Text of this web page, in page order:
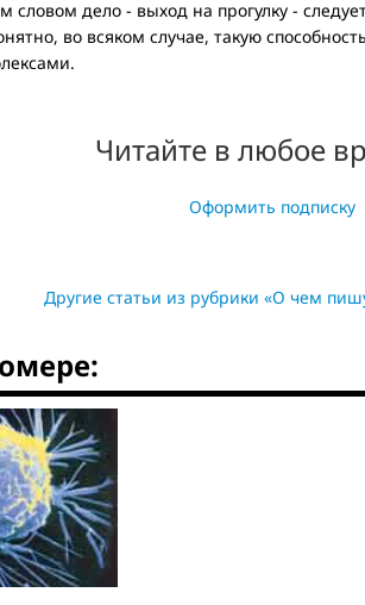
словом дело - выход на прогулку -
во всяком случае, такую
Читайте в любое
Оформить подписку
Другие статьи из рубрики «О чем